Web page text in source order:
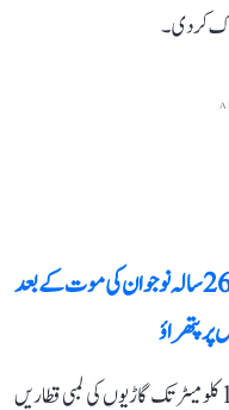
کر دی۔
پٹنہ میں خوفناک سڑک حادثہ، 26 سالہ نوجوان کی موت کے بعد
جگدمبا پٹرول پمپ کے دونوں طرف تقریباً 1-1 کلومیٹر تک گاڑیوں کی لمبی قطاریں